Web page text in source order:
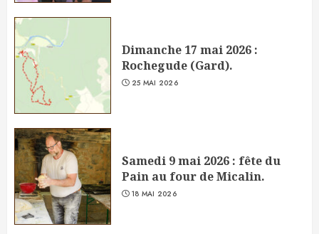
Dimanche 17 mai 2026 :
Rochegude (Gard).
25 MAI 2026
Samedi 9 mai 2026 : fête du
Pain au four de Micalin.
18 MAI 2026